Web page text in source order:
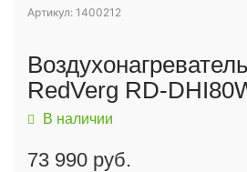
Артикул: 1400212
RedVerg RD-
В наличии
73 990 руб.